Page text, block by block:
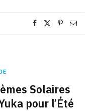
Solaires
pour l’Été